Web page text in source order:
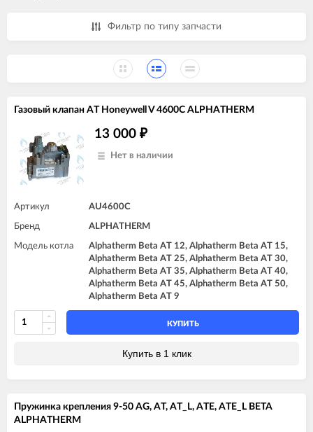
Фильтр по типу запчасти
Газовый клапан AT Honeywell V 4600C ALPHATHERM
13 000 ₽
Нет в наличии
Артикул AU4600C
Бренд ALPHATHERM
Модель котла
Alphatherm Beta AT 12, Alphatherm Beta AT 15,
Alphatherm Beta AT 25, Alphatherm Beta AT 30,
Alphatherm Beta AT 35, Alphatherm Beta AT 40,
Alphatherm Beta AT 45, Alphatherm Beta AT 50,
Alphatherm Beta AT 9
КУПИТЬ
Купить в 1 клик
Пружинка крепления 9-50 AG, AT, AT_L, ATE, ATE_L BETA
ALPHATHERM